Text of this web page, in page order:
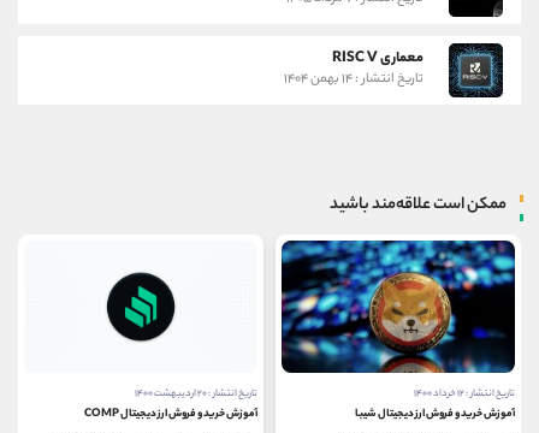
معماری RISC V
تاریخ انتشار : ۱۴ بهمن ۱۴۰۴
ممکن است علاقه‌مند باشید
تاریخ انتشار : ۱۲ خرداد ۱۴۰۰
آموزش خرید و فروش ارز دیجیتال شیبا
تاریخ انتشار : ۲۰ اردیبهشت ۱۴۰۰
آموزش خرید و فروش ارز دیجیتال COMP